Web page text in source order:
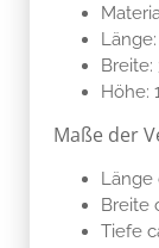
Breite:
Höhe:
Maße der
Länge
Breite
Tiefe